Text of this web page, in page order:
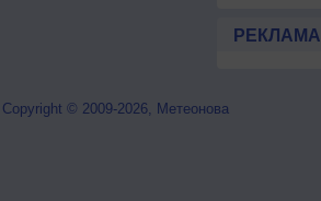
РЕКЛАМА
Copyright © 2009-2026, Метеонова